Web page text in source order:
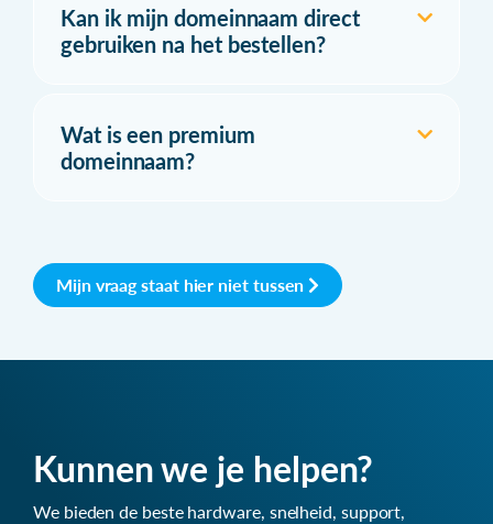
Kan ik mijn domeinnaam direct
gebruiken na het bestellen?
Wat is een premium
domeinnaam?
Mijn vraag staat hier niet tussen
Kunnen we je helpen?
We bieden de beste hardware, snelheid, support,